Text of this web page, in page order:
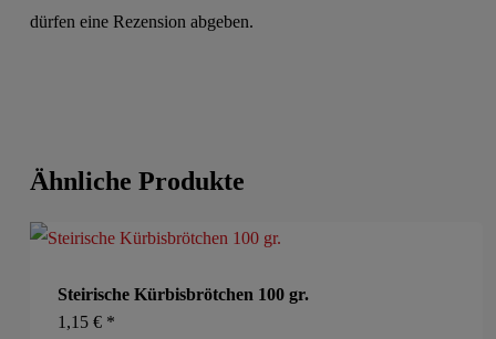
dürfen eine Rezension abgeben.
Ähnliche Produkte
Steirische Kürbisbrötchen 100 gr.
1,15 € *